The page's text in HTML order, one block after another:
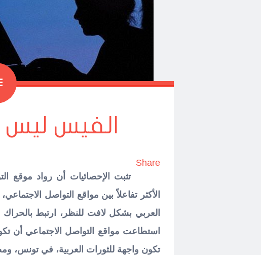
الفيس ليس
Share
الأكثر تفاعلاً بين مواقع التواصل
العربي بشكل لافت للنظر، ارتبط
استطاعت مواقع التواصل الاجتماعي أن
تكون واجهة للثورات العربية، في تونس،